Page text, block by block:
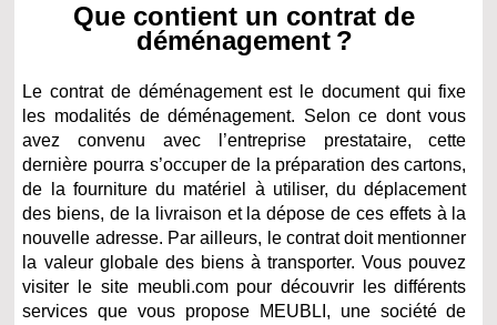
Que contient un contrat de
déménagement ?
Le contrat de déménagement est le document qui fixe
les modalités de déménagement. Selon ce dont vous
avez convenu avec l’entreprise prestataire, cette
dernière pourra s’occuper de la préparation des cartons,
de la fourniture du matériel à utiliser, du déplacement
des biens, de la livraison et la dépose de ces effets à la
nouvelle adresse. Par ailleurs, le contrat doit mentionner
la valeur globale des biens à transporter. Vous pouvez
visiter le site meubli.com pour découvrir les différents
services que vous propose MEUBLI, une société de